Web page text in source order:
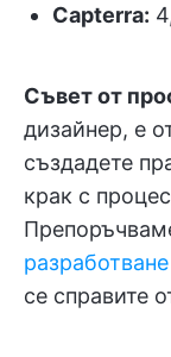
Capterra:
Съвет от
дизайнер, е
създадете
крак с
се справите